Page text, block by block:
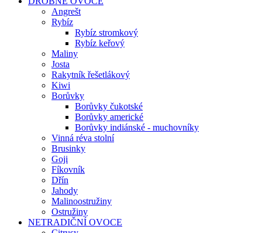
Angrešt
Rybíz
Rybíz stromkový
Rybíz keřový
Maliny
Josta
Rakytník řešetlákový
Kiwi
Borůvky
Borůvky čukotské
Borůvky americké
Borůvky indiánské - muchovníky
Vinná réva stolní
Brusinky
Goji
Fíkovník
Dřín
Jahody
Malinoostružiny
Ostružiny
NETRADIČNÍ OVOCE